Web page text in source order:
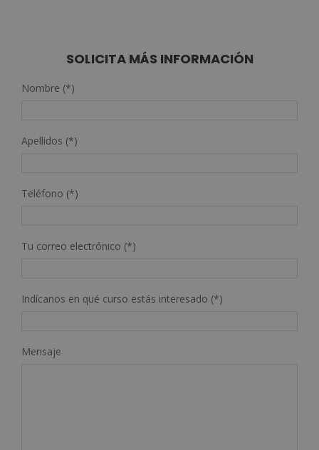
SOLICITA MÁS INFORMACIÓN
Nombre (*)
Apellidos (*)
Teléfono (*)
Tu correo electrónico (*)
Indícanos en qué curso estás interesado (*)
Mensaje